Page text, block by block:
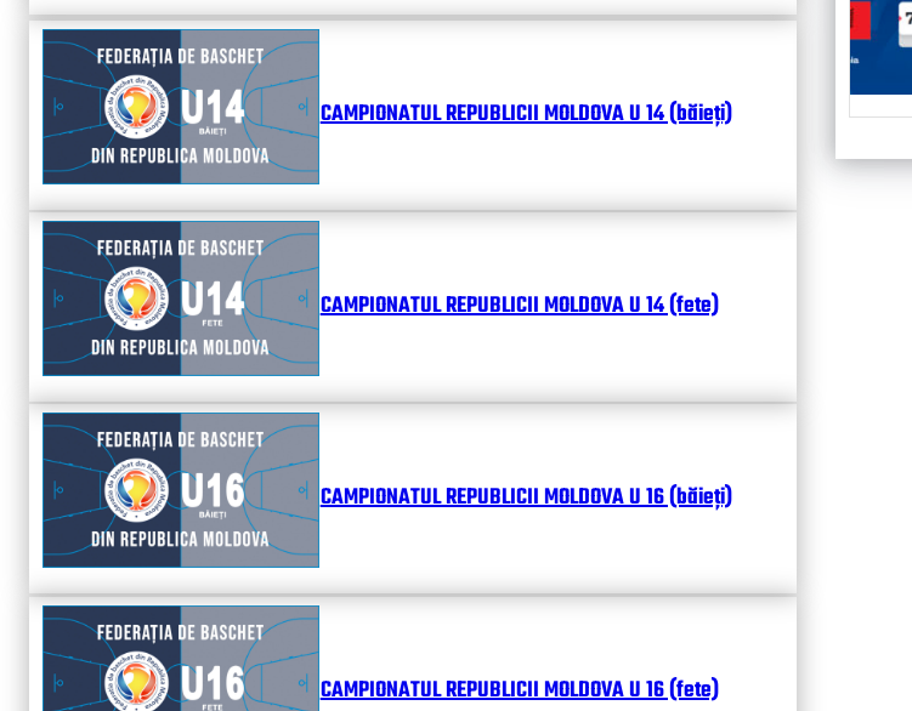
CAMPIONATUL REPUBLICII MOLDOVA U 14 (băieți)
CAMPIONATUL REPUBLICII MOLDOVA U 14 (fete)
CAMPIONATUL REPUBLICII MOLDOVA U 16 (băieți)
CAMPIONATUL REPUBLICII MOLDOVA U 16 (fete)